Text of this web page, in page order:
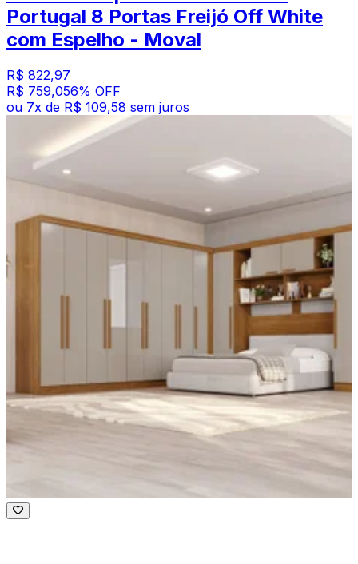
Portugal 8 Portas Freijó Off White
com Espelho - Moval
R$ 822,97
R$ 759,056% OFF
ou 7x de R$ 109,58 sem juros